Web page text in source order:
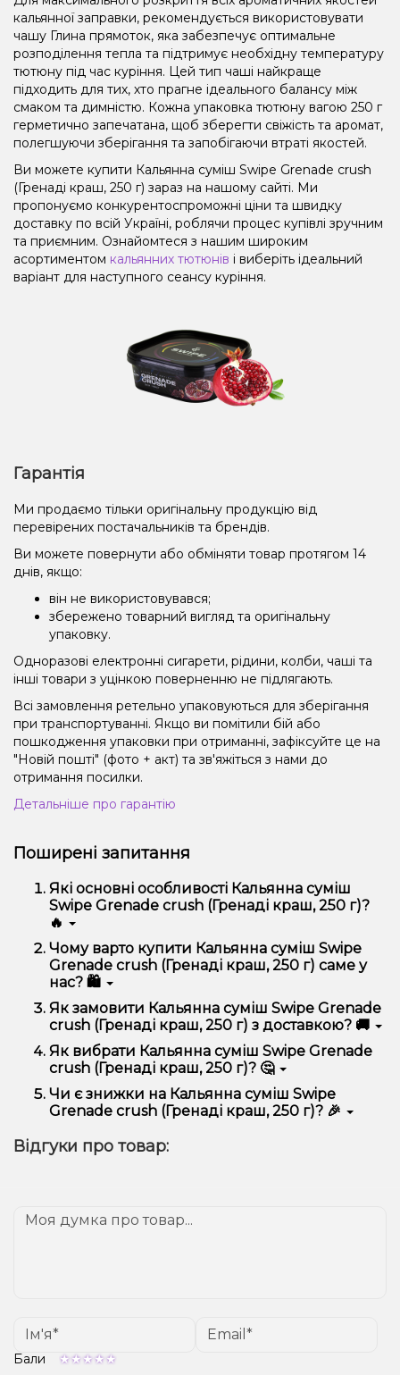
кальянної заправки, рекомендується використовувати
чашу Глина прямоток, яка забезпечує оптимальне
розподілення тепла та підтримує необхідну температуру
тютюну під час куріння. Цей тип чаші найкраще
підходить для тих, хто прагне ідеального балансу між
смаком та димністю. Кожна упаковка тютюну вагою 250 г
герметично запечатана, щоб зберегти свіжість та аромат,
полегшуючи зберігання та запобігаючи втраті якостей.
Ви можете купити Кальянна суміш Swipe Grenade crush
(Гренаді краш, 250 г) зараз на нашому сайті. Ми
пропонуємо конкурентоспроможні ціни та швидку
доставку по всій Україні, роблячи процес купівлі зручним
та приємним. Ознайомтеся з нашим широким
асортиментом кальянних тютюнів і виберіть ідеальний
варіант для наступного сеансу куріння.
Гарантія
Ми продаємо тільки оригінальну продукцію від
перевірених постачальників та брендів.
Ви можете повернути або обміняти товар протягом 14
днів, якщо:
він не використовувався;
збережено товарний вигляд та оригінальну
упаковку.
Одноразові електронні сигарети, рідини, колби, чаші та
інші товари з уцінкою поверненню не підлягають.
Всі замовлення ретельно упаковуються для зберігання
при транспортуванні. Якщо ви помітили бій або
пошкодження упаковки при отриманні, зафіксуйте це на
"Новій пошті" (фото + акт) та зв'яжіться з нами до
отримання посилки.
Детальніше про гарантію
Поширені запитання
Які основні особливості Кальянна суміш
Swipe Grenade crush (Гренаді краш, 250 г)?
🔥
Кальянна суміш Swipe Grenade crush (Гренаді краш,
250 г) відрізняється високою якістю, зручністю
використання та надійністю.
Чому варто купити Кальянна суміш Swipe
Grenade crush (Гренаді краш, 250 г) саме у
нас? 🛍️
Ми пропонуємо тільки оригінальну продукцію,
широкий асортимент, вигідні ціни та швидку
доставку. Крім того, у нас регулярні акції та знижки
для клієнтів!
Як замовити Кальянна суміш Swipe Grenade
crush (Гренаді краш, 250 г) з доставкою? 🚚
Оформити замовлення можна в кілька кліків:
Додайте Кальянна суміш Swipe Grenade crush
(Гренаді краш, 250 г) до кошика.
Перейдіть до оформлення замовлення.
Підтвердіть замовлення – ми швидко
надішлемо його вам!
Як вибрати Кальянна суміш Swipe Grenade
crush (Гренаді краш, 250 г)? 🤔
Вибір залежить від ваших уподобань – наприклад,
якщо це кальян, враховуйте розмір, матеріал та тип
чаші, якщо вейп – потужність та смак. Наші
варіант.
Чи є знижки на Кальянна суміш Swipe
Grenade crush (Гренаді краш, 250 г)? 🎉
спеціальні пропозиції. Слідкуйте за оновленнями на
Відгуки про товар:
Бали